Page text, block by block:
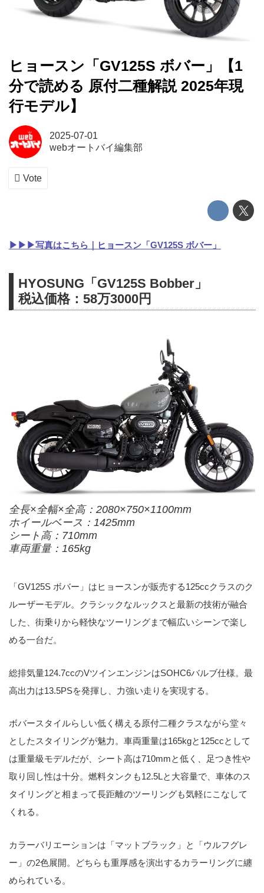
ヒョースン「GV125S ボバー」【1
分で読める 原付二種解説 2025年現
行モデル】
2025-07-01
webオートバイ編集部
Vote
▶▶▶写真はこちら｜ヒョースン「GV125S ボバー」
HYOSUNG「GV125S Bobber」
税込価格：58万3000円
全長×全幅×全高：2080×750×1100mm
ホイールベース：1425mm
シート高：710mm
車両重量：165kg
「GV125S ボバー」はヒョースンが販売する125ccクラスのク
ルーザーモデル。クラシックなルックスと最新の技術が融合
した、街乗りから軽快なツーリングまで幅広いシーンで楽し
める一台だ。
総排気量124.7ccのVツインエンジンはSOHC6バルブ仕様。最
高出力は13.5PSを発揮し、力強い走りを実現する。
ボバースタイルらしい低く構える原付二種クラスながら堂々
としたスタイリングが魅力。車両重量は165kgと125ccとして
は重量級モデルだが、シート高は710mmと低く、足つき性や
取り回し性は十分。燃料タンクも12.5Lと大容量で、車体のス
タイリングと相まって長距離のツーリングも気軽にこなして
くれる。
カラーバリエーションは「マットブラック」と「ウルフグレ
ー」の2色展開。どちらも重厚感を演出するカラーリングに纏
められている。